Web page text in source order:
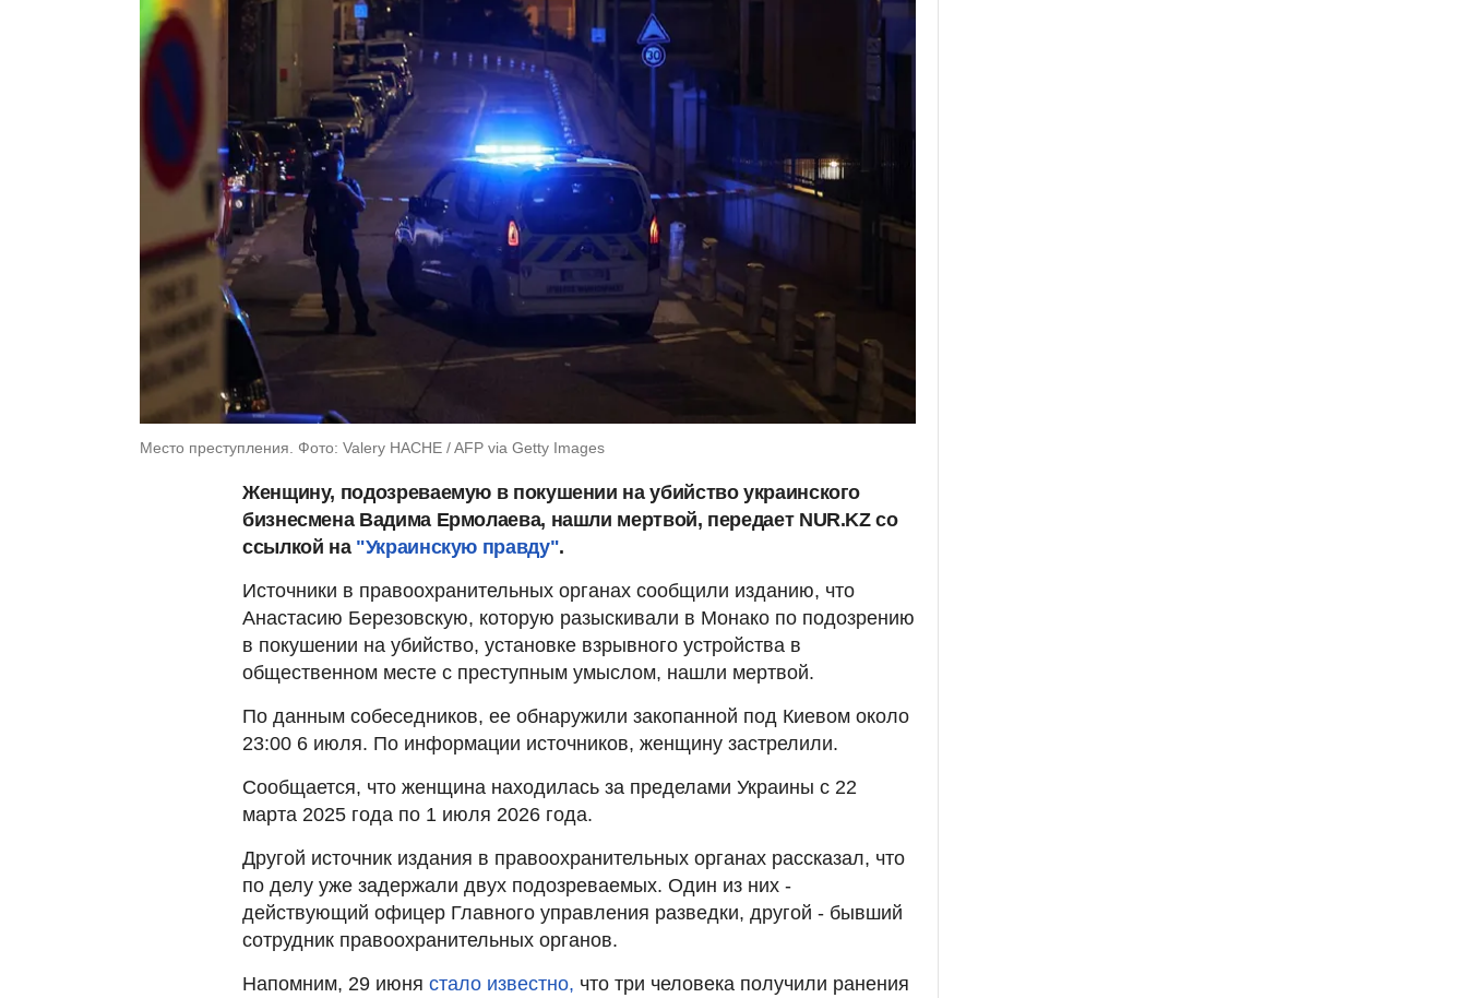
Место преступления. Фото: Valery HACHE / AFP via Getty Images
Женщину, подозреваемую в покушении на убийство украинского
бизнесмена Вадима Ермолаева, нашли мертвой, передает NUR.KZ со
ссылкой на "Украинскую правду".
Источники в правоохранительных органах сообщили изданию, что
Анастасию Березовскую, которую разыскивали в Монако по подозрению
в покушении на убийство, установке взрывного устройства в
общественном месте с преступным умыслом, нашли мертвой.
По данным собеседников, ее обнаружили закопанной под Киевом около
23:00 6 июля. По информации источников, женщину застрелили.
Сообщается, что женщина находилась за пределами Украины с 22
марта 2025 года по 1 июля 2026 года.
Другой источник издания в правоохранительных органах рассказал, что
по делу уже задержали двух подозреваемых. Один из них -
действующий офицер Главного управления разведки, другой - бывший
сотрудник правоохранительных органов.
Напомним, 29 июня стало известно, что три человека получили ранения